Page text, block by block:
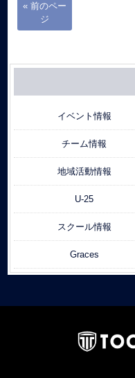
« 前のペー
ジ
イベント情報
チーム情報
地域活動情報
U-25
スクール情報
Graces